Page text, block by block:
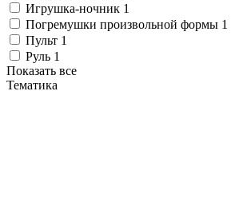
Игрушка-ночник 1
Погремушки произвольной формы 1
Пульт 1
Руль 1
Показать все
Тематика